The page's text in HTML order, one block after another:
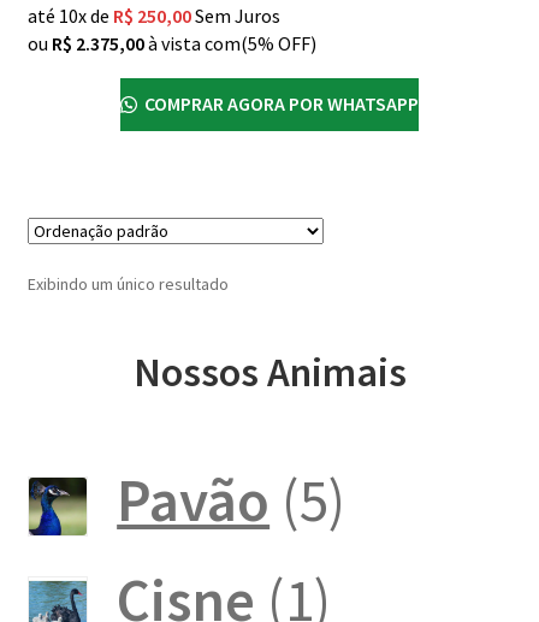
até 10x de R$ 250,00Sem Juros
ou R$ 2.375,00à vista com(5% OFF)
COMPRAR AGORA POR WHATSAPP
Exibindo um único resultado
Nossos Animais
Pavão 55
Cisne 11